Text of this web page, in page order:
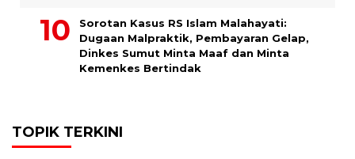
Sorotan Kasus RS Islam Malahayati:
Dugaan Malpraktik, Pembayaran Gelap,
Dinkes Sumut Minta Maaf dan Minta
Kemenkes Bertindak
TOPIK TERKINI